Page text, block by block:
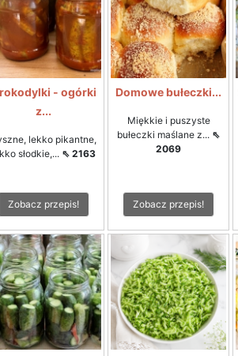
- ogórki
z...
lekko pikantne,
słodkie,... ⇖ 2163
Zobacz przepis!
Domowe bułeczki...
Miękkie i puszyste
bułeczki maślane z... ⇖
2069
Zobacz przepis!